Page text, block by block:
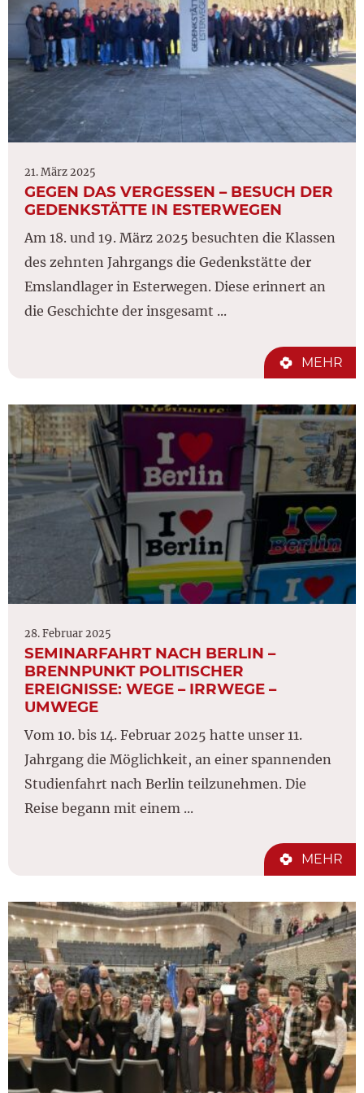
21. März 2025
GEGEN DAS VERGESSEN – BESUCH DER
GEDENKSTÄTTE IN ESTERWEGEN
Am 18. und 19. März 2025 besuchten die Klassen
des zehnten Jahrgangs die Gedenkstätte der
Emslandlager in Esterwegen. Diese erinnert an
die Geschichte der insgesamt ...
MEHR
28. Februar 2025
SEMINARFAHRT NACH BERLIN –
BRENNPUNKT POLITISCHER
EREIGNISSE: WEGE – IRRWEGE –
UMWEGE
Vom 10. bis 14. Februar 2025 hatte unser 11.
Jahrgang die Möglichkeit, an einer spannenden
Studienfahrt nach Berlin teilzunehmen. Die
Reise begann mit einem ...
MEHR